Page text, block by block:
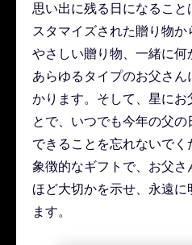
思い出に残る日になるこ
スタマイズされた贈り物か
やさしい贈り物、一緒に何
あらゆるタイプのお父さ
かります。そして、星にお
とで、いつでも今年の父
できることを忘れないで
象徴的なギフトで、お父
ほど大切かを示せ、永遠
ます。